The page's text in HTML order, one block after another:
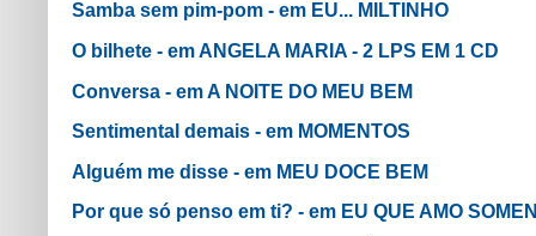
Samba sem pim-pom - em EU... MILTINHO
O bilhete - em ANGELA MARIA - 2 LPS EM 1 CD
Conversa - em A NOITE DO MEU BEM
Sentimental demais - em MOMENTOS
Alguém me disse - em MEU DOCE BEM
Por que só penso em ti? - em EU QUE AMO